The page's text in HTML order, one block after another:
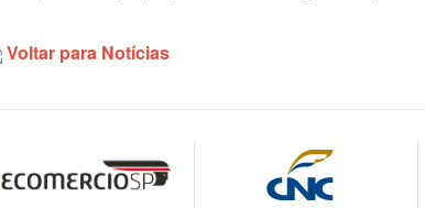
Voltar para Notícias